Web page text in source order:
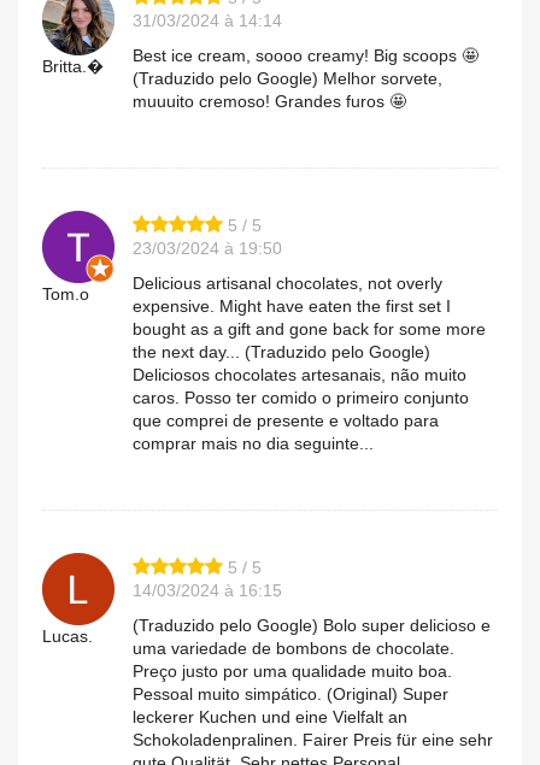
Britta.�
31/03/2024 à 14:14
Best ice cream, soooo creamy! Big scoops 🤩
(Traduzido pelo Google) Melhor sorvete,
muuuito cremoso! Grandes furos 🤩
Tom.o
5 / 5
23/03/2024 à 19:50
Delicious artisanal chocolates, not overly
expensive. Might have eaten the first set I
bought as a gift and gone back for some more
the next day... (Traduzido pelo Google)
Deliciosos chocolates artesanais, não muito
caros. Posso ter comido o primeiro conjunto
que comprei de presente e voltado para
comprar mais no dia seguinte...
Lucas.
5 / 5
14/03/2024 à 16:15
(Traduzido pelo Google) Bolo super delicioso e
uma variedade de bombons de chocolate.
Preço justo por uma qualidade muito boa.
Pessoal muito simpático. (Original) Super
leckerer Kuchen und eine Vielfalt an
Schokoladenpralinen. Fairer Preis für eine sehr